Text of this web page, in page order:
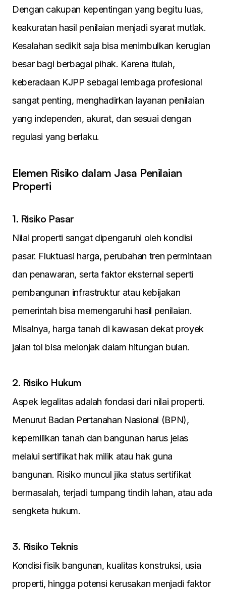
Dengan cakupan kepentingan yang begitu luas,
keakuratan hasil penilaian menjadi syarat mutlak.
Kesalahan sedikit saja bisa menimbulkan kerugian
besar bagi berbagai pihak. Karena itulah,
keberadaan KJPP sebagai lembaga profesional
sangat penting, menghadirkan layanan penilaian
yang independen, akurat, dan sesuai dengan
regulasi yang berlaku.
Elemen Risiko dalam Jasa Penilaian
Properti
1. Risiko Pasar
Nilai properti sangat dipengaruhi oleh kondisi
pasar. Fluktuasi harga, perubahan tren permintaan
dan penawaran, serta faktor eksternal seperti
pembangunan infrastruktur atau kebijakan
pemerintah bisa memengaruhi hasil penilaian.
Misalnya, harga tanah di kawasan dekat proyek
jalan tol bisa melonjak dalam hitungan bulan.
2. Risiko Hukum
Aspek legalitas adalah fondasi dari nilai properti.
Menurut Badan Pertanahan Nasional (BPN),
kepemilikan tanah dan bangunan harus jelas
melalui sertifikat hak milik atau hak guna
bangunan. Risiko muncul jika status sertifikat
bermasalah, terjadi tumpang tindih lahan, atau ada
sengketa hukum.
3. Risiko Teknis
Kondisi fisik bangunan, kualitas konstruksi, usia
properti, hingga potensi kerusakan menjadi faktor